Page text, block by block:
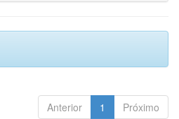
Anterior 1 Próximo